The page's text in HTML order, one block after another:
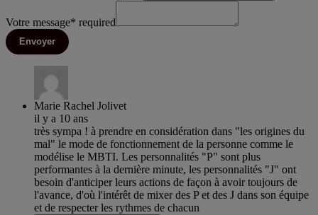
Votre message* required
Envoyer
Marie Rachel Jolivet
il y a 10 ans
très sympa ! à prendre en considération dans "les origines du
mal" le mode de fonctionnement de la personne comme le
modélise le MBTI. Les personnalités "P" sont plus
performantes à la dernière minute, les personnalités "J" ont
besoin d'anticiper leurs actions de façon à avoir toujours de
l'avance, d'où l'intérêt de mixer des P et des J dans son équipe
et de respecter les rythmes de chacun